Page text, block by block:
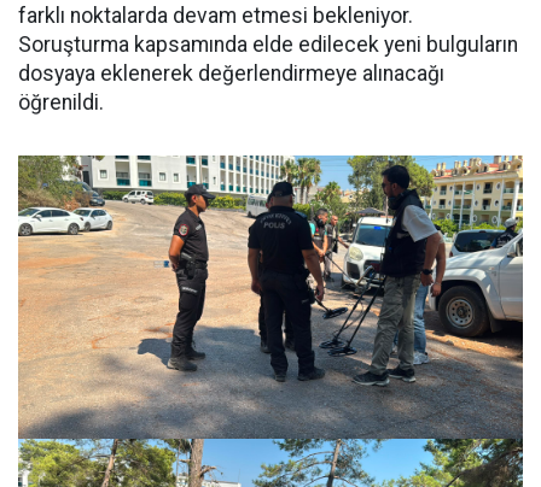
farklı noktalarda devam etmesi bekleniyor.
Soruşturma kapsamında elde edilecek yeni bulguların
dosyaya eklenerek değerlendirmeye alınacağı
öğrenildi.